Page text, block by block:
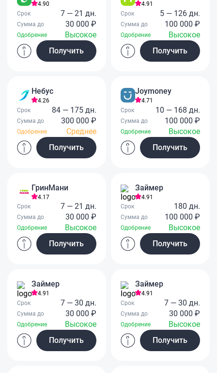
4.90
Срок
7 — 21 дн.
Сумма до 30 000 ₽
Одобрение
Высокое
Получить
4.91
Срок
5 — 126 дн.
Сумма до 100 000 ₽
Одобрение
Высокое
Получить
Небус
4.26
Срок
84 — 175 дн.
Сумма до 300 000 ₽
Одобрение
Среднее
Получить
Joymoney
4.71
Срок
10 — 168 дн.
Сумма до 100 000 ₽
Одобрение
Высокое
Получить
ГринМани
4.17
Срок
7 — 21 дн.
Сумма до 30 000 ₽
Одобрение
Высокое
Получить
Займер
4.91
Срок
180 дн.
Сумма до 100 000 ₽
Одобрение
Высокое
Получить
Займер
4.91
Срок
7 — 30 дн.
Сумма до 30 000 ₽
Одобрение
Высокое
Получить
Займер
4.91
Срок
7 — 30 дн.
Сумма до 30 000 ₽
Одобрение
Высокое
Получить